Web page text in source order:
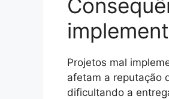
Projetos mal
afetam a reputação
dificultando a